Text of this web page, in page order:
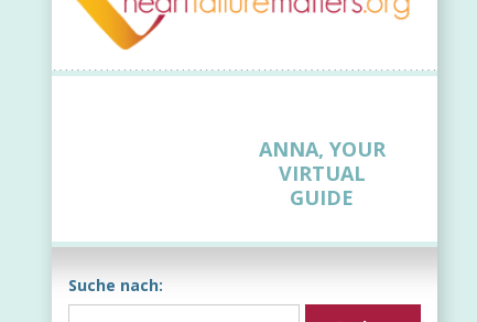
ANNA, YOUR
VIRTUAL
GUIDE
Suche nach: